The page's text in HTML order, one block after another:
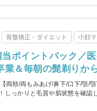
骨盤矯正・ダイエット 小顔
ポイントバック／
＆毎朝の髭剃りか
両頬/両もみあげ/鼻下/口下/顎/
しっかりと毛質や肌状態を確認